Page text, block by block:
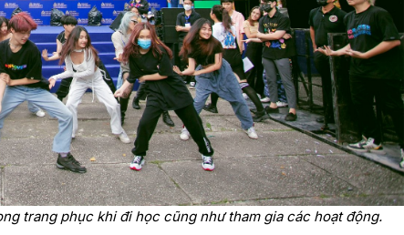
trang phục khi đi học cũng như tham gia các hoạt động.